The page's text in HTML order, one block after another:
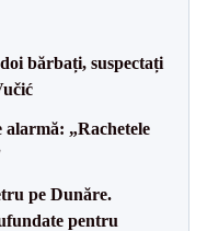
bărbați, suspectați
alarmă: „Rachetele
pe Dunăre.
pentru